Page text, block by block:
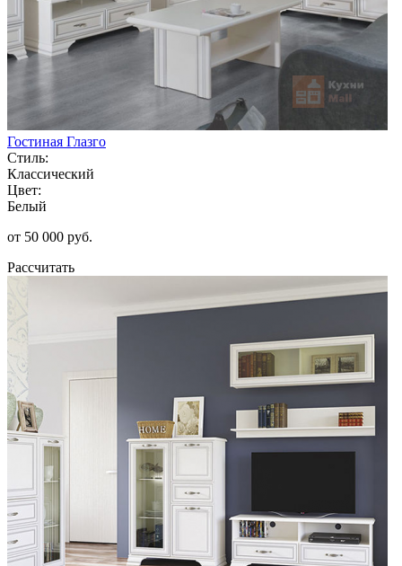
Гостиная Глазго
Стиль:
Классический
Цвет:
Белый
от 50 000 руб.
Рассчитать